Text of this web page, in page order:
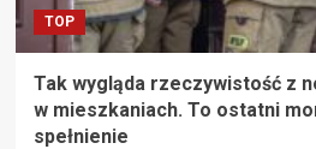
TOP
Tak wygląda rzeczywistość z
w mieszkaniach. To ostatni
spełnienie